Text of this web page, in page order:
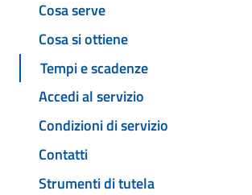
Cosa serve
Cosa si ottiene
Tempi e scadenze
Accedi al servizio
Condizioni di servizio
Contatti
Strumenti di tutela